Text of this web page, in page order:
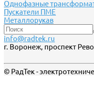
Однофазные
Пускатели ПМЕ
Металлорукав
info@radtek.ru
г. Воронеж, проспект
© РадТек -